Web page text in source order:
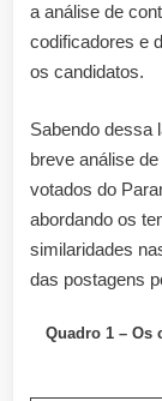
a análise de
codificadores e
os candidatos.
Sabendo dessa
breve análise de
votados do
abordando os
similaridades
das postagens
Quadro 1 – Os